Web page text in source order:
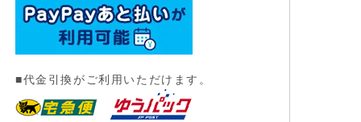
■代金引換がご利用いただけます。